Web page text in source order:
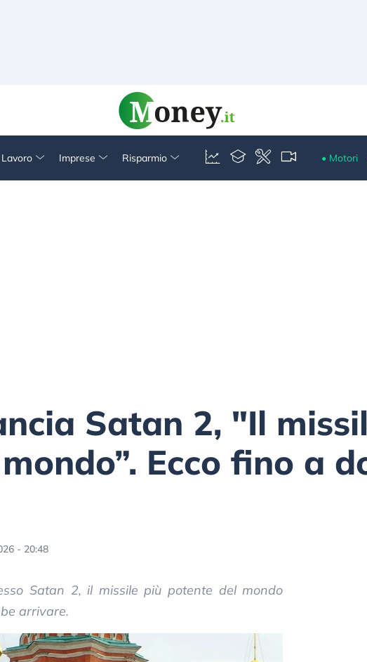
Imprese Risparmio • Motori
Satan 2, "Il
Ecco fino a
- 20:48
Satan 2, il missile più potente del mondo
arrivare.